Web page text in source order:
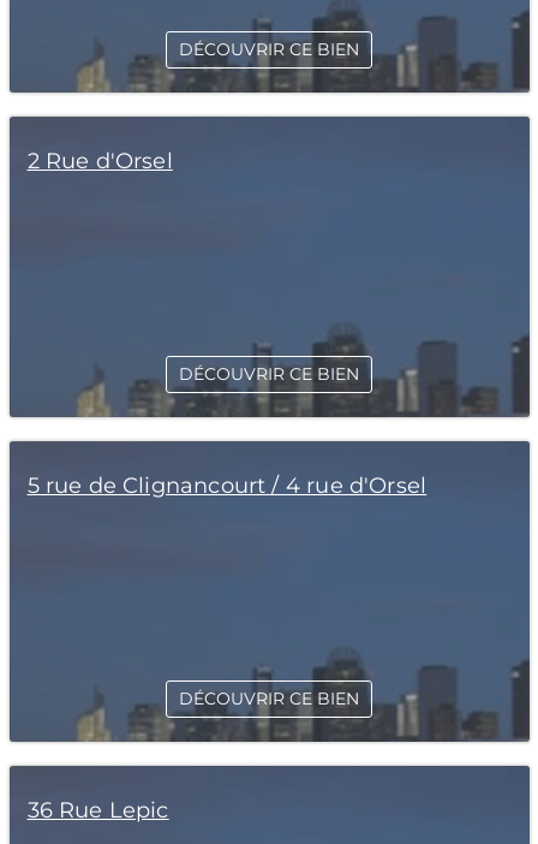
DÉCOUVRIR CE BIEN
2 Rue d'Orsel
DÉCOUVRIR CE BIEN
5 rue de Clignancourt / 4 rue d'Orsel
DÉCOUVRIR CE BIEN
36 Rue Lepic